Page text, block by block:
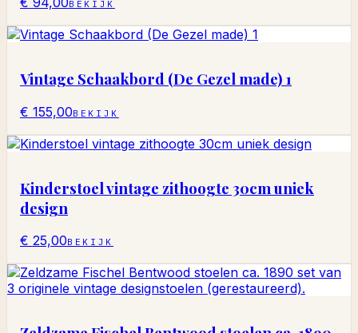
BEKIJK
Vintage Schaakbord (De Gezel made) 1
€ 155,00BEKIJK
Kinderstoel vintage zithoogte 30cm uniek
design
€ 25,00BEKIJK